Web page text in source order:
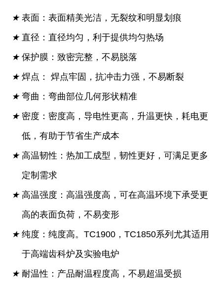
★ 表面：表面精美光洁，无裂纹和明显划痕
★ 直径：直径均匀，利于提供均匀热场
★ 保护膜：致密完整，不易脱落
★ 焊点： 焊点牢固，抗冲击力强，不易断裂
★ 弯曲：弯曲部位几何形状精准
★ 密度：密度高，导电性更高，升温更快，耗电更
低，有助于节省生产成本
★ 高温韧性：热加工成型，韧性更好，可满足更多
定制需求
★ 高温强度：高温强度高，可在高温环境下承受更
高的表面负荷，不易变形
★ 纯度：纯度高。TC1900，TC1850系列尤其适用
于高端齿科炉及实验电炉
★ 耐温性：产品耐温程度高，不易超温受损